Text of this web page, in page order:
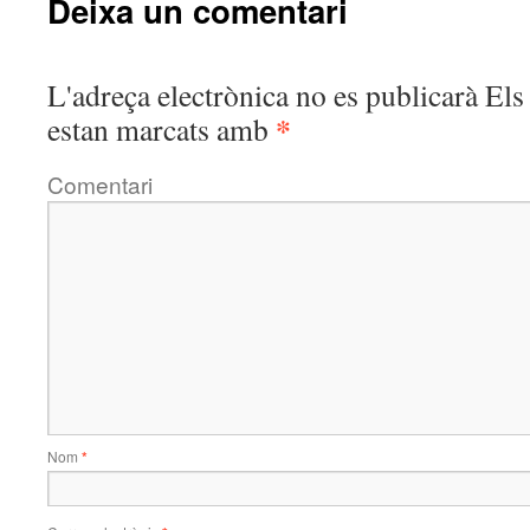
Deixa un comentari
L'adreça electrònica no es publicaràEls
estan marcats amb *
Comentari
Nom *